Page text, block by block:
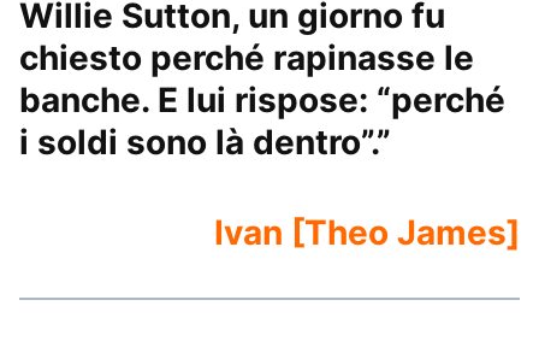
Willie Sutton, un giorno fu
chiesto perché rapinasse le
banche. E lui rispose: “perché
i soldi sono là dentro”.”
Ivan [Theo James]